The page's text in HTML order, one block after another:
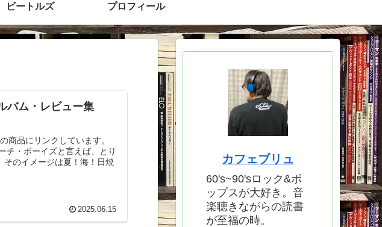
ビートルズ プロフィール
バム・レビュー集
商品にリンクしています。
そのイメージは夏！海！日焼
2025.06.15
カフェブリュ
60's~90'sロック&ポ
ップスが大好き。音
楽聴きながらの読書
が至福の時。